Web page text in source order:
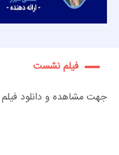
فیلم نشست
جهت مشاهده و دانلود